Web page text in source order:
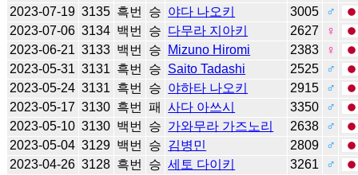
2023-07-19 3135 흑번 승 야다 나오키 3005
♂
2023-07-06 3134 백번 승 다무라 지아키 2627
♀
2023-06-21 3133 백번 승 Mizuno Hiromi 2383
♀
2023-05-31 3131 흑번 승 Saito Tadashi 2525
♂
2023-05-24 3131 흑번 승 야하타 나오키 2915
♂
2023-05-17 3130 흑번 패 사다 아쓰시 3350
♂
2023-05-10 3130 백번 승 가와무라 가즈노리 2638
♂
2023-05-04 3129 백번 승 김병민 2809
♂
2023-04-26 3128 흑번 승 세토 다이키 3261
♂